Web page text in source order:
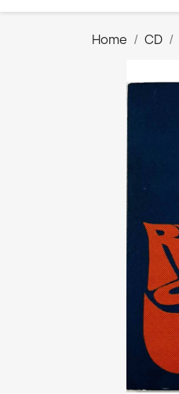
Home CD